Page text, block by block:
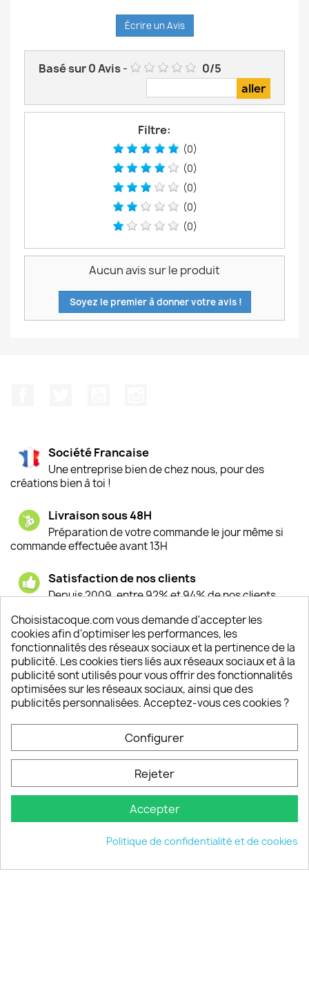
Écrire un Avis
Basé sur0Avis- 0/5
Filtre:
(0)
(0)
(0)
(0)
(0)
Aucun avis sur le produit
Soyez le premier à donner votre avis !
Société Francaise
Une entreprise bien de chez nous, pour des
créations bien à toi !
Livraison sous 48H
Préparation de votre commande le jour même si
commande effectuée avant 13H
Satisfaction de nos clients
Depuis 2009, entre 92% et 94% de nos clients
Un SAV à votre écoute
Notre SAV est disponible 6/7J de 10h à 18H
INFORMATIONS 
VOTRE COMPTE 
INFORMATIONS keyboard_arrow_down
© 2026 - choisistacoque.com
Choisistacoque.com vous demande d'accepter les
cookies afin d'optimiser les performances, les
fonctionnalités des réseaux sociaux et la pertinence de la
publicité. Les cookies tiers liés aux réseaux sociaux et à la
publicité sont utilisés pour vous offrir des fonctionnalités
optimisées sur les réseaux sociaux, ainsi que des
publicités personnalisées. Acceptez-vous ces cookies ?
Configurer
Rejeter
Accepter
Politique de confidentialité et de cookies